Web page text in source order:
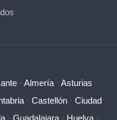
· Almería · Asturias ·
· Castellón· Ciudad
· Guadalajara · Huelva ·